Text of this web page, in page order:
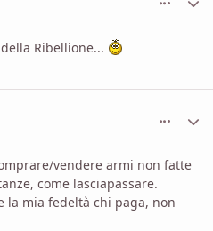
Ribellione...
vendere armi non fatte
come lasciapassare.
la mia fedeltà chi paga, non